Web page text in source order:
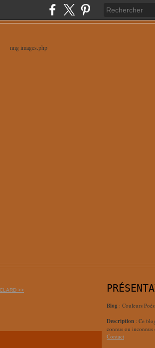
>>
Blog : Couleurs
Description : Ce
connus ou inconnus
Contact